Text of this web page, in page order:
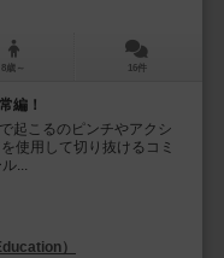
8歳～ 16件
編！
起こるのピンチやアクシ
使用して切り抜けるコミ
...
）